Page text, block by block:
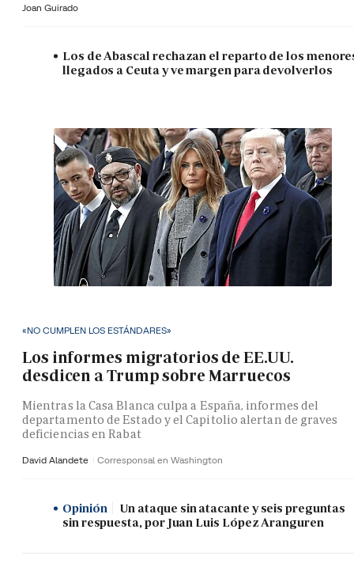
Joan Guirado
Los de Abascal rechazan el reparto de los
llegados a Ceuta y ve margen para devolverlos
«NO CUMPLEN LOS ESTÁNDARES»
Los informes migratorios de EE.UU.
desdicen a Trump sobre Marruecos
Mientras la Casa Blanca culpa a España, informes del
departamento de Estado y el Capitolio alertan de graves
deficiencias en Rabat
David Alandete Corresponsal en Washington
Opinión
Un ataque sin atacante y seis preguntas
sin respuesta, por Juan Luis López Aranguren